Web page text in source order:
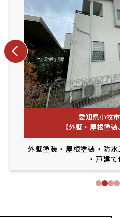
愛知県小牧
【外壁・屋根塗装
外壁塗装 ・ 屋根塗装 ・ 防水
・ 戸建て